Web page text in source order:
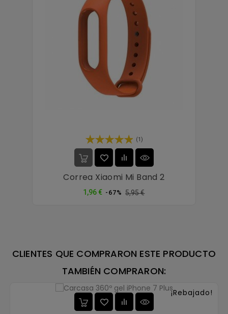
(1)
Correa Xiaomi Mi Band 2
1,96 € Precio
-67% 5,95 €Precio
CLIENTES QUE COMPRARON ESTE PRODUCTO
TAMBIÉN COMPRARON:
¡Rebajado!